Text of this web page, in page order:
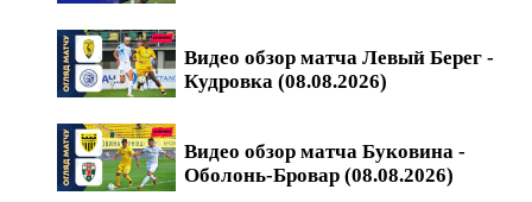
Видео обзор матча Левый Берег -
Кудровка (08.08.2026)
Видео обзор матча Буковина -
Оболонь-Бровар (08.08.2026)